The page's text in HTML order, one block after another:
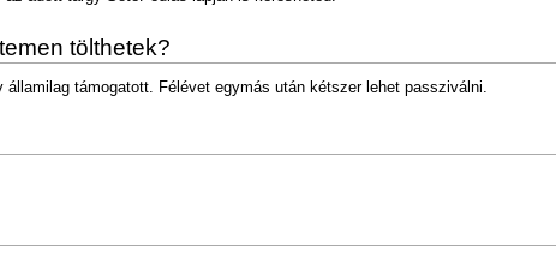
tölthetek?
támogatott. Félévet egymás után kétszer lehet passziválni.